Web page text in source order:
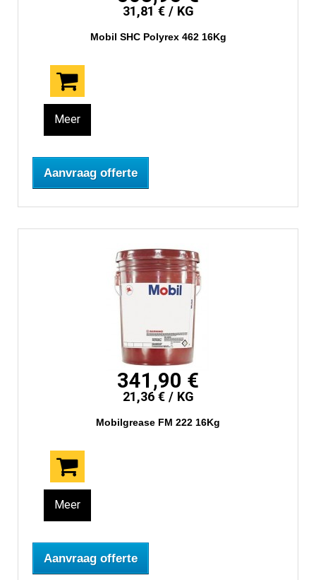
31,81 € / KG
Mobil SHC Polyrex 462 16Kg
Meer
Aanvraag offerte
341,90 €
21,36 € / KG
Mobilgrease FM 222 16Kg
Meer
Aanvraag offerte